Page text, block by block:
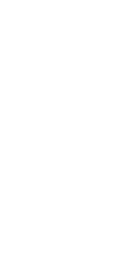
settimana, ago 14